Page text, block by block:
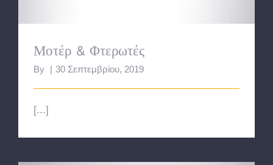
Μοτέρ & Φτερωτές
By 30 Σεπτεμβρίου, 2019
[...]